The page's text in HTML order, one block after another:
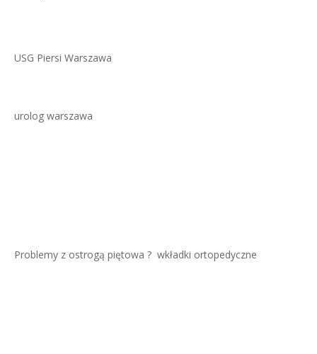
USG Piersi Warszawa
urolog warszawa
Problemy z ostrogą piętowa ? wkładki ortopedyczne